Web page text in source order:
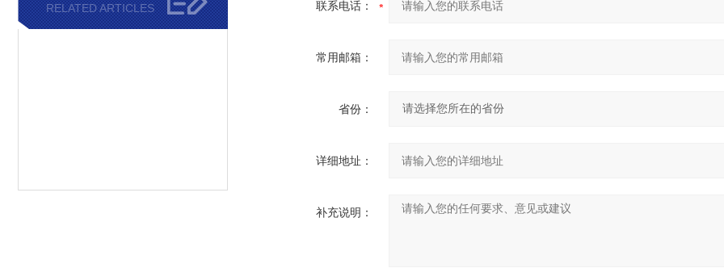
RELATED ARTICLES 联系电话：
常用邮箱：
省份：
详细地址：
补充说明：